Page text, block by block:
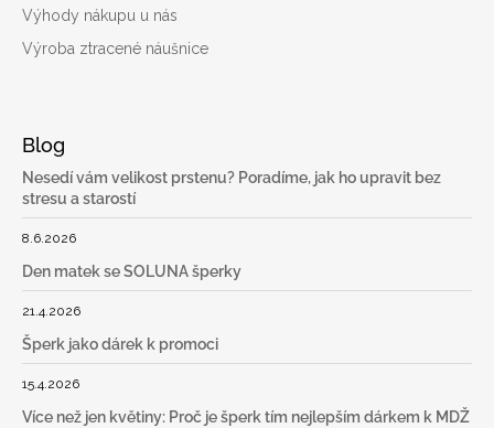
Výhody nákupu u nás
Výroba ztracené náušnice
Blog
Nesedí vám velikost prstenu? Poradíme, jak ho upravit bez
stresu a starostí
8.6.2026
Den matek se SOLUNA šperky
21.4.2026
Šperk jako dárek k promoci
15.4.2026
Více než jen květiny: Proč je šperk tím nejlepším dárkem k MDŽ